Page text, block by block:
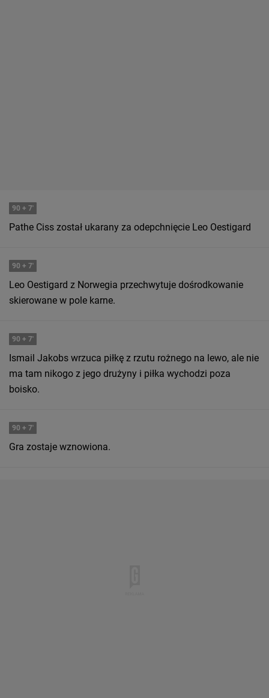
90 + 7'
Pathe Ciss został ukarany za odepchnięcie Leo Oestigard
90 + 7'
Leo Oestigard z Norwegia przechwytuje dośrodkowanie
skierowane w pole karne.
90 + 7'
Ismail Jakobs wrzuca piłkę z rzutu rożnego na lewo, ale nie
ma tam nikogo z jego drużyny i piłka wychodzi poza
boisko.
90 + 7'
Gra zostaje wznowiona.